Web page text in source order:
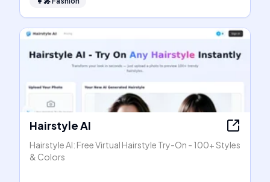
Hairstyle AI
Hairstyle AI: Free Virtual Hairstyle Try-On - 100+ Styles
& Colors